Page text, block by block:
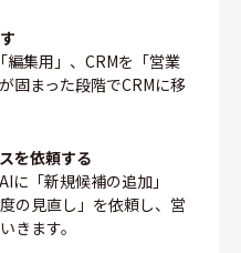
集用」、CRMを「営業
固まった段階でCRMに移
を依頼する
に「新規候補の追加」
の見直し」を依頼し、営
きます。